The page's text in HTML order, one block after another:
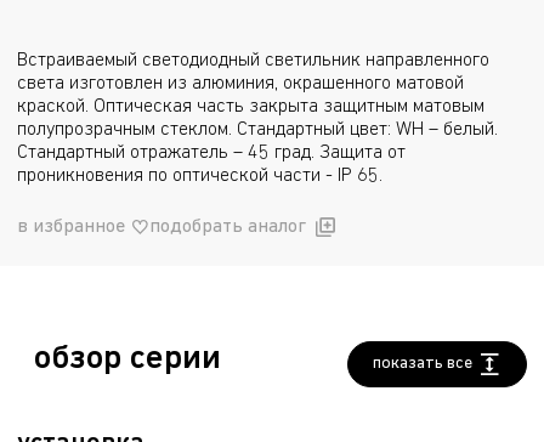
в избранное подобрать аналог
Встраиваемый светодиодный светильник направленного
света изготовлен из алюминия, окрашенного матовой
краской. Оптическая часть закрыта защитным матовым
полупрозрачным стеклом. Стандартный цвет: WH – белый.
Стандартный отражатель – 45 град. Защита от
проникновения по оптической части - IP 65.
обзор серии показать все